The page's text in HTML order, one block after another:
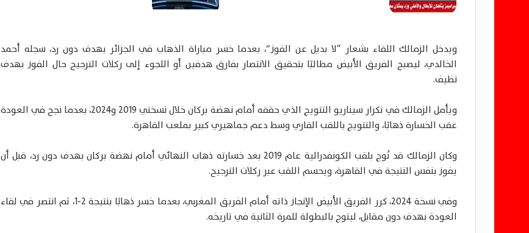
ويدخل الزمالك اللقاء بشعار “لا بديل عن الفوز”، بعدما خسر مباراة الذهاب في الجزائر بهدف دون رد، سجله أحمد
الخالدي، ليصبح الفريق الأبيض مطالبًا بتحقيق الانتصار بفارق هدفين أو اللجوء إلى ركلات الترجيح حال الفوز بهدف
نظيف.
ويأمل الزمالك في تكرار سيناريو التتويج الذي حققه أمام نهضة بركان
خلال نسختي 2019 و2024، بعدما نجح في العودة
عقب الخسارة ذهابًا، والتتويج باللقب القاري وسط دعم جماهيري كبير بملعب القاهرة.
وكان الزمالك قد تُوج بلقب الكونفدرالية عام 2019 بعد خسارته ذهاب النهائي أمام نهضة بركان بهدف دون رد، قبل أن
يفوز بنفس النتيجة في القاهرة، ويحسم اللقب عبر ركلات الترجيح.
وفي نسخة 2024، كرر الفريق الأبيض الإنجاز ذاته أمام الفريق المغربي، بعدما خسر ذهابًا بنتيجة 2-1، ثم انتصر في لقاء
العودة بهدف دون مقابل، ليتوج بالبطولة للمرة الثانية في تاريخه.